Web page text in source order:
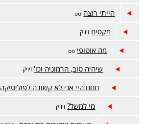
הייתי רוצה oo
מקסים זיויק
מה אוטופי oo
שיהיה טוב, הרמוניה וכו' זיויק
חחח היי אני לא קשורה לפוליטיקה
מי למשל? זיויק